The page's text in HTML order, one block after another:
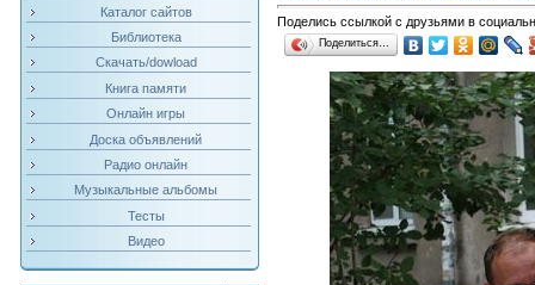
Каталог сайтов
Библиотека
Скачать/dowload
Книга памяти
Онлайн игры
Доска объявлений
Радио онлайн
Музыкальные альбомы
Тесты
Видео
Поделись ссылкой с друзьями в
Поделиться…